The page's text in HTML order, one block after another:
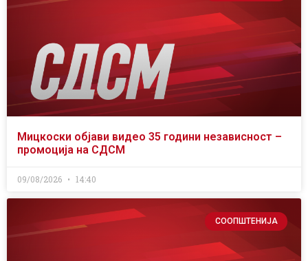
Мицкоски објави видео 35 години независност –
промоција на СДСМ
09/08/2026 14:40
СООПШТЕНИЈА